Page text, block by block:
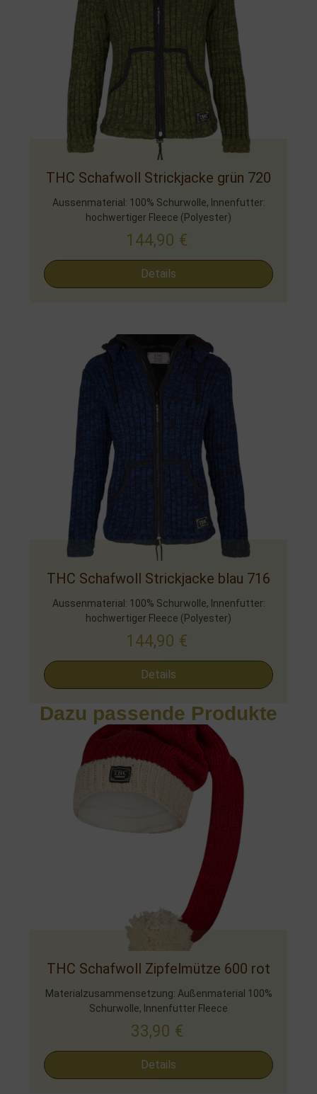
THC Schafwoll Strickjacke grün 720
Aussenmaterial: 100% Schurwolle, Innenfutter:
hochwertiger Fleece (Polyester)
144,90 €
Details
THC Schafwoll Strickjacke blau 716
Aussenmaterial: 100% Schurwolle, Innenfutter:
hochwertiger Fleece (Polyester)
144,90 €
Details
Dazu passende Produkte
THC Schafwoll Zipfelmütze 600 rot
Materialzusammensetzung: Außenmaterial 100%
Schurwolle, Innenfutter Fleece
33,90 €
Details